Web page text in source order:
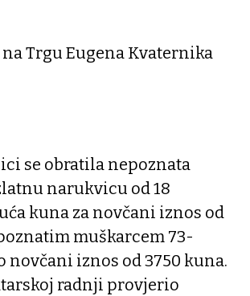
Trgu Eugena Kvaternika
se obratila nepoznata
narukvicu od 18
kuna za novčani iznos od
muškarcem 73-
iznos od 3750 kuna.
radnji provjerio